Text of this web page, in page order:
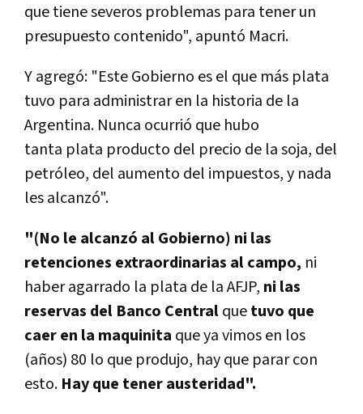
que tiene severos problemas para tener un
presupuesto contenido", apuntó Macri.
Y agregó: "Este Gobierno es el que más plata
tuvo para administrar en la historia de la
Argentina. Nunca ocurrió que hubo
tanta plata producto del precio de la soja, del
petróleo, del aumento del impuestos, y nada
les alcanzó".
"(No le alcanzó al Gobierno) ni las
retenciones extraordinarias al campo, ni
haber agarrado la plata de la AFJP, ni las
reservas del Banco Centralquetuvo que
caer en la maquinita que ya vimos en los
(años) 80 lo que produjo, hay que parar con
esto. Hay que tener austeridad".